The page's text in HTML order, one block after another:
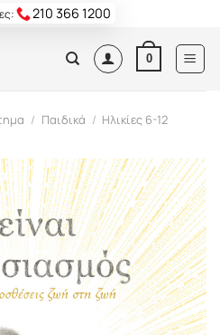
210 366 1200
0
/ Παιδικά / Ηλικίες 6-12